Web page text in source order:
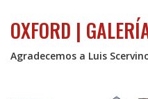
OXFORD |
Agradecemos a Luis